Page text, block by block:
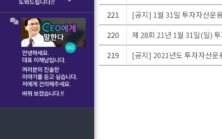
221
[공지] 1월 31일 투자자산운
220
제 28회 21년 1월 31일(일)
219
[공지] 2021년도 투자자산운